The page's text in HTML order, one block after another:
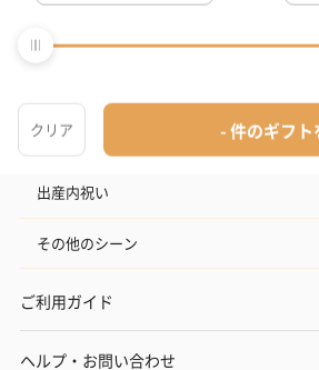
結婚記念日
結婚内祝い
出産内祝い
その他のシーン
ご利用ガイド
ヘルプ・お問い合わせ